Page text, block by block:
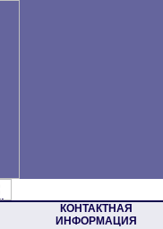
КОНТАКТНАЯ
ИНФОРМАЦИЯ